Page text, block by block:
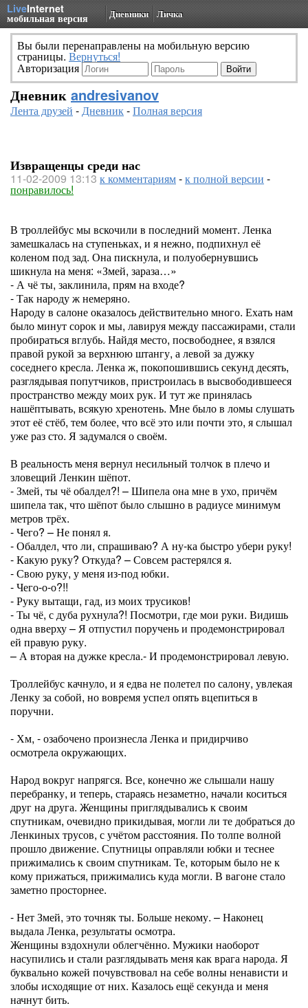
LiveInternet
мобильная версия Дневники Личка
Вы были перенаправлены на мобильную версию
страницы. Вернуться!
Авторизация
Дневник andresivanov
Лента друзей -Дневник-Полная версия
Извращенцы среди нас
11-02-2009 13:13 к комментариям-к полной версии -
понравилось!
В троллейбус мы вскочили в последний момент. Ленка
замешкалась на ступеньках, и я нежно, подпихнул её
коленом под зад. Она пискнула, и полуобернувшись
шикнула на меня: «Змей, зараза…»
- А чё ты, заклинила, прям на входе?
- Так народу ж немеряно.
Народу в салоне оказалось действительно много. Ехать нам
было минут сорок и мы, лавируя между пассажирами, стали
пробираться вглубь. Найдя место, посвободнее, я взялся
правой рукой за верхнюю штангу, а левой за дужку
соседнего кресла. Ленка ж, покопошившись секунд десять,
разглядывая попутчиков, пристроилась в высвободившееся
пространство между моих рук. И тут же принялась
нашёптывать, всякую хренотень. Мне было в ломы слушать
этот её стёб, тем более, что всё это или почти это, я слышал
уже раз сто. Я задумался о своём.
В реальность меня вернул несильный толчок в плечо и
зловещий Ленкин шёпот.
- Змей, ты чё обалдел?! – Шипела она мне в ухо, причём
шипела так, что шёпот было слышно в радиусе минимум
метров трёх.
- Чего? – Не понял я.
- Обалдел, что ли, спрашиваю? А ну-ка быстро убери руку!
- Какую руку? Откуда? – Совсем растерялся я.
- Свою руку, у меня из-под юбки.
- Чего-о-о?!!
- Руку вытащи, гад, из моих трусиков!
- Ты чё, с дуба рухнула?! Посмотри, где мои руки. Видишь
одна вверху – Я отпустил поручень и продемонстрировал
ей правую руку.
– А вторая на дужке кресла.- И продемонстрировал левую.
Троллейбус качнуло, и я едва не полетел по салону, увлекая
Ленку за собой, но вовремя успел опять вцепиться в
поручни.
- Хм, - озабочено произнесла Ленка и придирчиво
осмотрела окружающих.
Народ вокруг напрягся. Все, конечно же слышали нашу
перебранку, и теперь, стараясь незаметно, начали коситься
друг на друга. Женщины приглядывались к своим
спутникам, очевидно прикидывая, могли ли те добраться до
Ленкиных трусов, с учётом расстояния. По толпе волной
прошло движение. Спутницы оправляли юбки и теснее
прижимались к своим спутникам. Те, которым было не к
кому прижаться, прижимались куда могли. В вагоне стало
заметно просторнее.
- Нет Змей, это точняк ты. Больше некому. – Наконец
выдала Ленка, результаты осмотра.
Женщины вздохнули облегчённо. Мужики наоборот
насупились и стали разглядывать меня как врага народа. Я
буквально кожей почувствовал на себе волны ненависти и
злобы исходящие от них. Казалось ещё секунда и меня
начнут бить.